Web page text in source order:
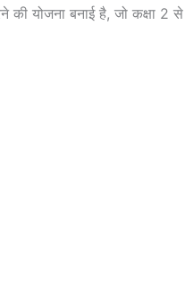
की योजना बनाई है, जो कक्षा 2